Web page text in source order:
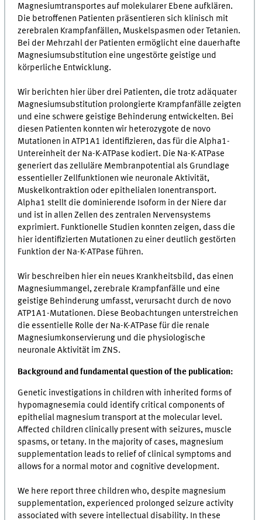
Magnesiumtransportes auf molekularer Ebene aufklären.
Die betroffenen Patienten präsentieren sich klinisch mit
zerebralen Krampfanfällen, Muskelspasmen oder Tetanien.
Bei der Mehrzahl der Patienten ermöglicht eine dauerhafte
Magnesiumsubstitution eine ungestörte geistige und
körperliche Entwicklung.
Wir berichten hier über drei Patienten, die trotz adäquater
Magnesiumsubstitution prolongierte Krampfanfälle zeigten
und eine schwere geistige Behinderung entwickelten. Bei
diesen Patienten konnten wir heterozygote de novo
Mutationen in ATP1A1 identifizieren, das für die Alpha1-
Untereinheit der Na-K-ATPase kodiert. Die Na-K-ATPase
generiert das zelluläre Membranpotential als Grundlage
essentieller Zellfunktionen wie neuronale Aktivität,
Muskelkontraktion oder epithelialen Ionentransport.
Alpha1 stellt die dominierende Isoform in der Niere dar
und ist in allen Zellen des zentralen Nervensystems
exprimiert. Funktionelle Studien konnten zeigen, dass die
hier identifizierten Mutationen zu einer deutlich gestörten
Funktion der Na-K-ATPase führen.
Wir beschreiben hier ein neues Krankheitsbild, das einen
Magnesiummangel, zerebrale Krampfanfälle und eine
geistige Behinderung umfasst, verursacht durch de novo
ATP1A1-Mutationen. Diese Beobachtungen unterstreichen
die essentielle Rolle der Na-K-ATPase für die renale
Magnesiumkonservierung und die physiologische
neuronale Aktivität im ZNS.
Background and fundamental question of the publication:
Genetic investigations in children with inherited forms of
hypomagnesemia could identify critical components of
epithelial magnesium transport at the molecular level.
Affected children clinically present with seizures, muscle
spasms, or tetany. In the majority of cases, magnesium
supplementation leads to relief of clinical symptoms and
allows for a normal motor and cognitive development.
We here report three children who, despite magnesium
supplementation, experienced prolonged seizure activity
associated with severe intellectual disability. In these